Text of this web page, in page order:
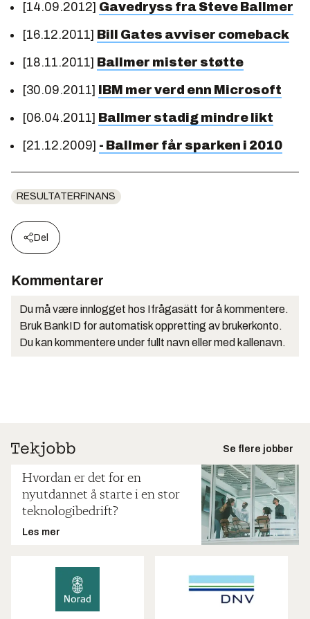
[14.09.2012] Gavedryss fra Steve Ballmer
[16.12.2011] Bill Gates avviser comeback
[18.11.2011] Ballmer mister støtte
[30.09.2011]
IBM mer verd enn Microsoft
[06.04.2011] Ballmer stadig mindre likt
[21.12.2009] - Ballmer får sparken i 2010
RESULTATERFINANS
Del
Kommentarer
Du må være innlogget hos Ifrågasätt for å kommentere.
Bruk BankID for automatisk oppretting av brukerkonto.
Du kan kommentere under fullt navn eller med kallenavn.
Se flere jobber
Hvordan er det for en
nyutdannet å starte i en stor
teknologibedrift?
Les mer